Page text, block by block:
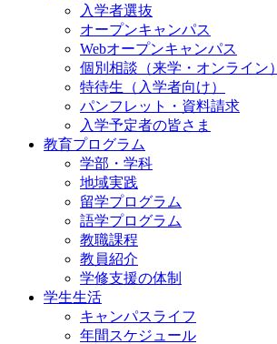
入学者選抜
オープンキャンパス
Webオープンキャンパス
個別相談（来学・オンライン）
特待生（入学者向け）
パンフレット・資料請求
入学予定者の皆さま
教育プログラム
学部・学科
地域実践
留学プログラム
語学プログラム
教職課程
教員紹介
学修支援の体制
学生生活
キャンパスライフ
年間スケジュール